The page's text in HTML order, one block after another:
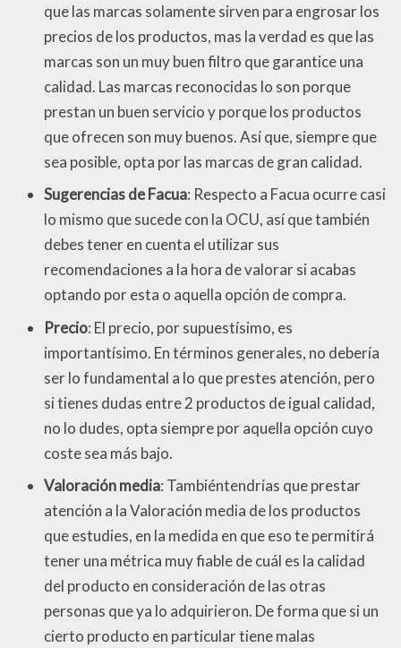
que las marcas solamente sirven para engrosar los
precios de los productos, mas la verdad es que las
marcas son un muy buen filtro que garantice una
calidad. Las marcas reconocidas lo son porque
prestan un buen servicio y porque los productos
que ofrecen son muy buenos. Así que, siempre que
sea posible, opta por las marcas de gran calidad.
Sugerencias de Facua: Respecto a Facua ocurre casi
lo mismo que sucede con la OCU, así que también
debes tener en cuenta el utilizar sus
recomendaciones a la hora de valorar si acabas
optando por esta o aquella opción de compra.
Precio: El precio, por supuestísimo, es
importantísimo. En términos generales, no debería
ser lo fundamental a lo que prestes atención, pero
si tienes dudas entre 2 productos de igual calidad,
no lo dudes, opta siempre por aquella opción cuyo
coste sea más bajo.
Valoración media: Tambiéntendrías que prestar
atención a la Valoración media de los productos
que estudies, en la medida en que eso te permitirá
tener una métrica muy fiable de cuál es la calidad
del producto en consideración de las otras
personas que ya lo adquirieron. De forma que si un
cierto producto en particular tiene malas